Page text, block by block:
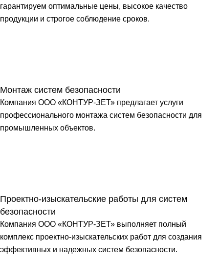
гарантируем оптимальные цены, высокое качество
продукции и строгое соблюдение сроков.
Монтаж систем безопасности
Компания ООО «КОНТУР-ЗЕТ» предлагает услуги
профессионального монтажа систем безопасности для
промышленных объектов.
Проектно-изыскательские работы для систем
безопасности
Компания ООО «КОНТУР-ЗЕТ» выполняет полный
комплекс проектно-изыскательских работ для создания
эффективных и надежных систем безопасности.